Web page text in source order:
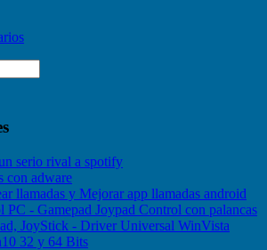
serio rival a spotify
con adware
llamadas y Mejorar app llamadas android
- Gamepad Joypad Control con palancas
JoyStick - Driver Universal WinVista
32 y 64 Bits